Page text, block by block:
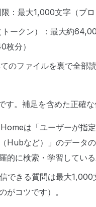
：最大1,000文字（プロ
ークン）：最大約
分）
のファイルを裏で全部
す。補足を含めた正確
は「ユーザーが指
Hubなど）」のデータ
的に検索・学習している
できる質問は最大
がコツです）。